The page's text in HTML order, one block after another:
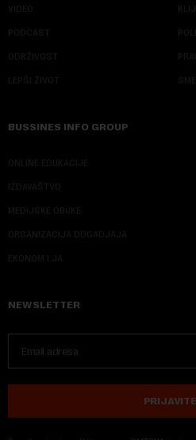
VIDEO
PODCAST
ODRŽIVOST
LEPŠI ŽIVOT
BUSSINES INFO GROUP
ONLINE EDUKACIJE
IZDAVAŠTVO
MEDIJSKE OBUKE
ORGANIZACIJA DOGADJAJA
EKONOM I JA
NEWSLETTER